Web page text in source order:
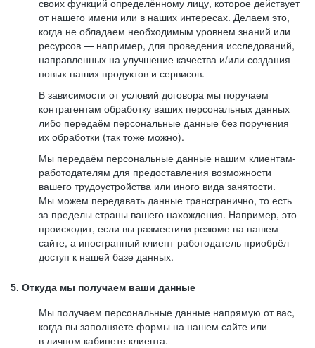
своих функций определённому лицу, которое действует
от нашего имени или в наших интересах. Делаем это,
когда не обладаем необходимым уровнем знаний или
ресурсов — например, для проведения исследований,
направленных на улучшение качества и/или создания
новых наших продуктов и сервисов.
В зависимости от условий договора мы поручаем
контрагентам обработку ваших персональных данных
либо передаём персональные данные без поручения
их обработки (так тоже можно).
Мы передаём персональные данные нашим клиентам-
работодателям для предоставления возможности
вашего трудоустройства или иного вида занятости.
Мы можем передавать данные трансгранично, то есть
за пределы страны вашего нахождения. Например, это
происходит, если вы разместили резюме на нашем
сайте, а иностранный клиент-работодатель приобрёл
доступ к нашей базе данных.
5. Откуда мы получаем ваши данные
Мы получаем персональные данные напрямую от вас,
когда вы заполняете формы на нашем сайте или
в личном кабинете клиента.